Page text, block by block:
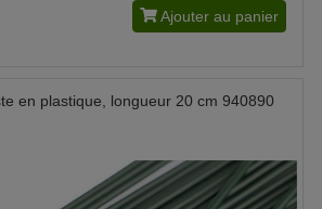
Ajouter au panier
en plastique, longueur 20 cm 940890